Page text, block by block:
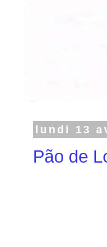
lundi 13
Pão de